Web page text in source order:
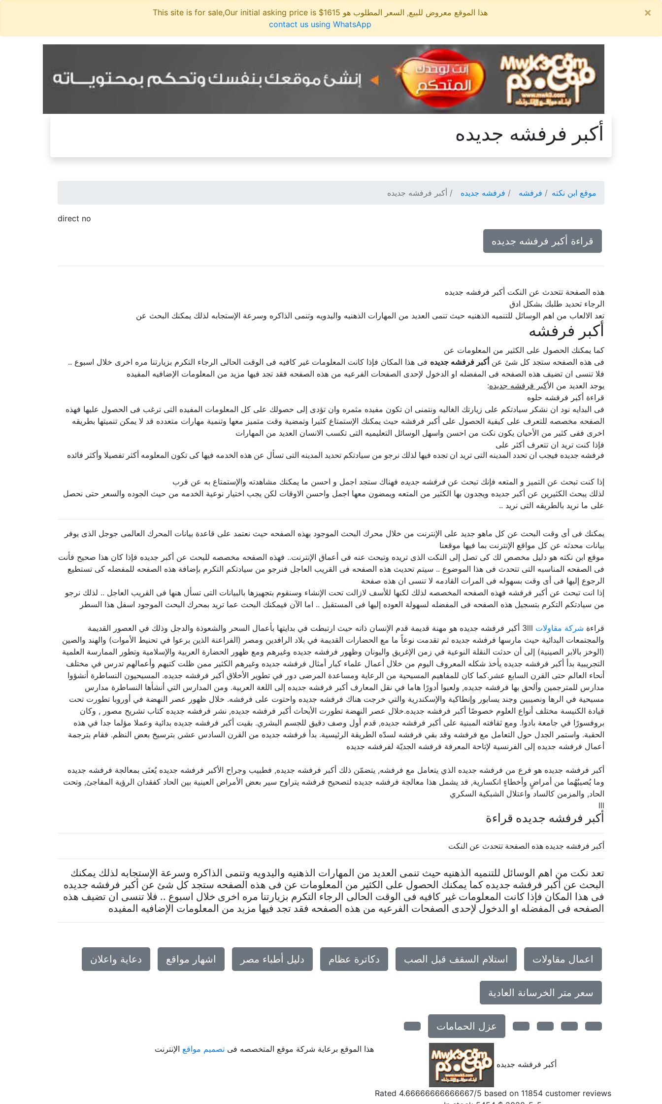
هذا الموقع معروض للبيع, السعر المطلوب هو 1615$ This site is for sale,Our initial asking price is
contact us using WhatsApp
×
أكبر فرفشه جديده
موقع ابن نكته فرفشه فرفشه جديده أكبر فرفشه جديده
direct no
قراءة أكبر فرفشه جديده
هذه الصفحة تتحدث عن النكت أكبر فرفشه جديده
الرجاء تحديد طلبك بشكل ادق
تعد الالعاب من اهم الوسائل للتنميه الذهنيه حيث تنمى العديد من المهارات الذهنيه واليدويه وتنمى الذاكره وسرعة الإستجابه لذلك يمكنك البحث عن
أكبر فرفشه
كما يمكنك الحصول على الكثير من المعلومات عن
فى هذه الصفحه ستجد كل شئ عنأكبر فرفشه جديده فى هذا المكان فإذا كانت المعلومات غير كافيه فى الوقت الحالى الرجاء التكرم بزيارتنا مره اخرى خلال اسبوع ..
فلا تنسى ان تضيف هذه الصفحه فى المفضله او الدخول لإحدى الصفحات الفرعيه من هذه الصفحه فقد تجد فيها مزيد من المعلومات الإضافيه المفيده
يوجد العديد من الأكبر فرفشه جديده:
قراءة أكبر فرفشه حلوه
فى البدايه نود ان نشكر سيادتكم على زيارتك الغاليه ونتمنى ان تكون مفيده مثمره وان تؤدى إلى حصولك على كل المعلومات المفيده التى ترغب فى الحصول عليها فهذه
الصفحه مخصصه للتعرف على كيفية الحصول على أكبر فرفشه حيث يمكنك الإستمتاع كثيرا وتمضية وقت متميز معها وتنمية مهارات متعدده قد لا يمكن تنميتها بطريقه
اخرى ففى كثير من الأحيان يكون نكت من احسن واسهل الوسائل التعليميه التى تكسب الانسان العديد من المهارات
فإذا كنت تريد ان تتعرف أكثر على
فرفشه جديده فيجب ان تحدد المدينه التى تريد ان تجده فيها لذلك نرجو من سيادتكم تحديد المدينه التى تسأل عن هذه الخدمه فيها كى تكون المعلومه أكثر تفصيلا وأكثر فائده
إذا كنت تبحث عن التميز و المتعه فإنك تبحث عن فرفشه جديده فهناك ستجد اجمل و احسن ما يمكنك مشاهدته والإستمتاع به عن قرب
لذلك يبحث الكثيرين عن أكبر جديده ويجدون بها الكثير من المتعه ويمضون معها اجمل واحسن الاوقات لكن يجب اختيار نوعية الخدمه من حيث الجوده والسعر حتى نحصل
على ما نريد بالطريقه التى نريد ..
يمكنك فى أى وقت البحث عن كل ماهو جديد على الإنترنت من خلال محرك البحث الموجود بهذه الصفحه حيث نعتمد على قاعدة بيانات المحرك العالمى جوجل الذى يوفر
بيانات محدثه عن كل مواقع الإنترنت بما فيها موقعنا
موقع ابن نكته هو دليل مخصص لك كى تصل إلى النكت الذى تريده وتبحث عنه فى أعماق الإنترنت.. فهذه الصفحه مخصصه للبحث عن أكبر جديده فإذا كان هذا صحيح فأنت
فى الصفحه المناسبه التى تتحدث فى هذا الموضوع .. سيتم تحديث هذه الصفحه فى القريب العاجل فنرجو من سيادتكم التكرم بإضافة هذه الصفحه للمفضله كى تستطيع
الرجوع إليها فى أى وقت بسهوله فى المرات القادمه لا تنسى ان هذه صفحة
إذا انت تبحث عن أكبر فرفشه فهذه الصفحه المخصصه لذلك لكنها للأسف لازالت تحت الإنشاء وسنقوم بتجهيزها بالبيانات التى تسأل هنها فى القريب العاجل .. لذلك نرجو
من سيادتكم التكرم بتسجيل هذه الصفحه فى المفضله لسهولة العوده إليها فى المستقبل .. اما الآن فيمكنك البحث عما تريد بمحرك البحث الموجود اسفل هذا السطر
قراءة شركة مقاولات
3lll أكبر فرفشه جديده هو مهنة قديمة قدم الإنسان ذاته حيث ارتبطت في بدايتها بأعمال السحر والشعوذة والدجل وذلك في العصور القديمة
والمجتمعات البدائية حيث مارسها فرفشه جديده ثم تقدمت نوعاً ما مع الحضارات القديمة في بلاد الرافدين ومصر (الفراعنة الذين برعوا في تحنيط الأموات) والهند والصين
(الوخز بالابر الصينية) إلى أن حدثت النقلة النوعية في زمن الإغريق واليونان وظهور فرفشه جديده وغيرهم ومع ظهور الحضارة العربية والإسلامية وتطور الممارسة العلمية
التجريبية بدأ أكبر فرفشه جديده يأخذ شكله المعروف اليوم من خلال أعمال علماء كبار أمثال فرفشه جديده وغيرهم الكثير ممن ظلت كتبهم وأعمالهم تدرس في مختلف
أنحاء العالم حتى القرن السابع عشر.كما كان للمفاهيم المسيحية من الرعاية ومساعدة المرضى دور في تطوير الأخلاق أكبر فرفشه جديده. المسيحيون النساطرة أنشؤوا
مدارس للمترجمين وألحق بها فرفشه جديده, ولعبوا أدورًا هاما في نقل المعارف أكبر فرفشه جديده إلى اللغة العربية. ومن المدارس التي أنشأها النساطرة مدارس
مسيحية في الرها ونصيبين وجند يسابور وإنطاكية والإسكندرية والتي خرجت هناك فرفشه جديده واحتوت على فرفشه. خلال ظهور عصر النهضة في أوروبا تطورت تحت
قيادة الكنيسة مختلف أنواع العلوم خصوصًا أكبر فرفشه جديده.خلال عصر النهضة تطورت الأبحاث أكبر فرفشه جديده, نشر فرفشه جديده كتاب تشريح مصور , وكان
بروفسورًا في جامعة بادوا. ومع ثقافته المبنية على أكبر فرفشه جديده, قدم أول وصف دقيق للجسم البشري. بقيت أكبر فرفشه جديده بدائية وعملا مؤلما جدا في هذه
الحقبة. واستمر الجدل حول التعامل مع فرفشه وقد بقي فرفشه لسدّه الطريقة الرئيسية. بدأ فرفشه جديده من القرن السادس عشر, بترسيخ بعض النظم. فقام بترجمة
أعمال فرفشه جديده إلى الفرنسية لإتاحة المعرفة فرفشه الجديّة لفرفشه جديده
أكبر فرفشه جديده هو فرع من فرفشه جديده الذي يتعامل مع فرفشه, يتضمّن ذلك أكبر فرفشه جديده, فطبيب وجراح الأكبر فرفشه جديده يُعنَى بمعالجة فرفشه جديده
وما يُصيبُهُما من أمراضٍ وأخطاءٍ انكسارية, قد يشمل هذا معالجة فرفشه جديده لتصحيح فرفشه يتراوح سير بعض الأمراض العينية بين الحاد كفقدان الرؤية المفاجئ, وتحت
الحاد, والمزمن كالساد واعتلال الشبكية السكري
lll
أكبر فرفشه جديده قراءة
أكبر فرفشه جديده هذه الصفحة تتحدث عن النكت
تعد نكت من اهم الوسائل للتنميه الذهنيه حيث تنمى العديد من المهارات الذهنيه واليدويه وتنمى الذاكره وسرعة الإستجابه لذلك يمكنك
البحث عن أكبر فرفشه جديده كما يمكنك الحصول على الكثير من المعلومات عن فى هذه الصفحه ستجد كل شئ عن أكبر فرفشه جديده
فى هذا المكان فإذا كانت المعلومات غير كافيه فى الوقت الحالى الرجاء التكرم بزيارتنا مره اخرى خلال اسبوع .. فلا تنسى ان تضيف هذه
الصفحه فى المفضله او الدخول لإحدى الصفحات الفرعيه من هذه الصفحه فقد تجد فيها مزيد من المعلومات الإضافيه المفيده
اعمال مقاولات استلام السقف قبل الصب دكاترة عظام دليل أطباء مصر اشهار مواقع دعاية واعلان
سعر متر الخرسانة العادية
عزل الحمامات
أكبر فرفشه جديده
Rated 4.66666666666667/5 based on 11854customer reviews
هذا الموقع برعاية شركة موقع المتخصصه فى تصميم مواقع الإنترنت